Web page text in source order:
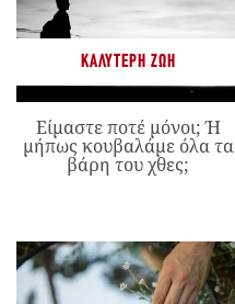
ΚΑΛΎΤΕΡΗ ΖΩΉ
Είμαστε ποτέ μόνοι; Ή
μήπως κουβαλάμε όλα τα
βάρη του χθες;